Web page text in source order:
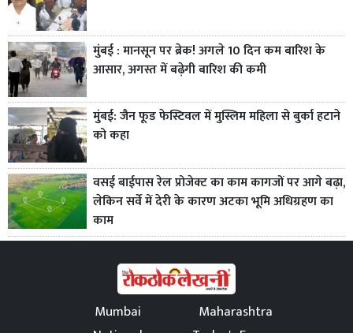
मुंबई : मानसून पर ब्रेक! अगले 10 दिन कम बारिश के
आसार, अगस्त में बढ़ेगी बारिश की कमी
मुंबई: जैन फूड फेस्टिवल में मुस्लिम महिला से बुर्का हटाने
को कहा
वसई बाईपास रेल प्रोजेक्ट का काम कागजों पर आगे बढ़ा,
लेकिन सर्वे में देरी के कारण अटका भूमि अधिग्रहण का
काम
Mumbai
Maharashtra